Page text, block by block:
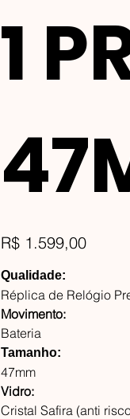
1
Preço
R$ 1.599,00
Qualidade:
Réplica de Relógio
Movimento:
Bateria
Tamanho:
47mm
Vidro:
Cristal Safira (anti